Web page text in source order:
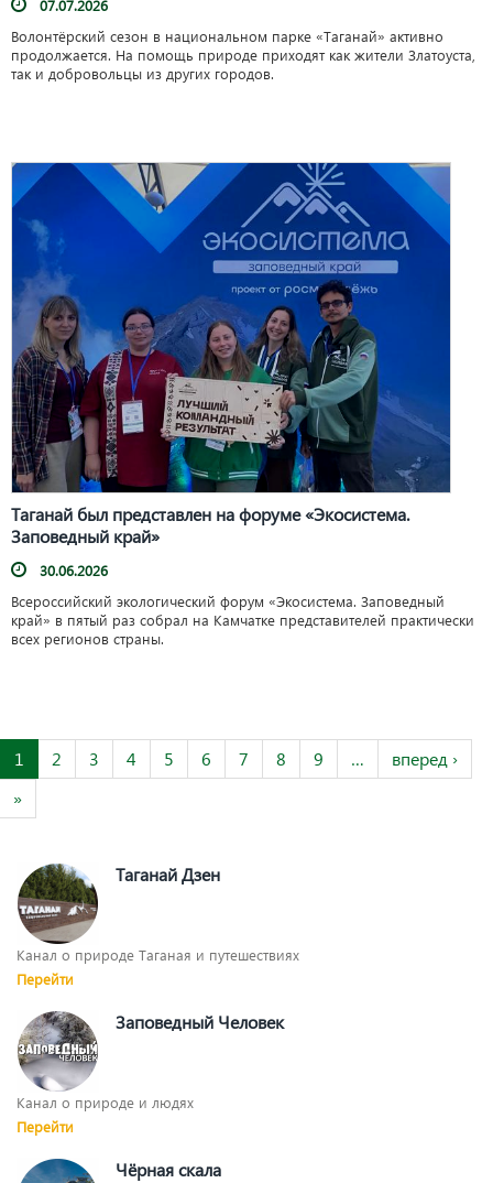
07.07.2026
Волонтёрский сезон в национальном парке «Таганай» активно
продолжается. На помощь природе приходят как жители Златоуста,
так и добровольцы из других городов.
Таганай был представлен на форуме «Экосистема.
Заповедный край»
30.06.2026
Всероссийский экологический форум «Экосистема. Заповедный
край» в пятый раз собрал на Камчатке представителей практически
всех регионов страны.
1 2 3 4 5 6 7 8 9 …
вперед ›
»
Таганай Дзен
Канал о природе Таганая и путешествиях
Перейти
Заповедный Человек
Канал о природе и людях
Перейти
Чёрная скала